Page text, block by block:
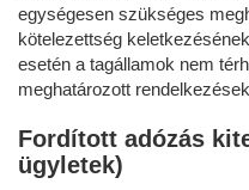
egységesen szükséges
kötelezettség
esetén a tagállamok nem
meghatározott
Fordított adózás
ügyletek)